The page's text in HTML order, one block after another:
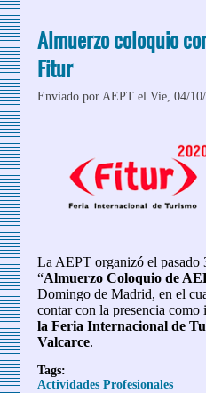
Almuerzo coloquio
Fitur
Enviado porAEPT el Vie, 04/
La AEPT organizó el pasado
“Almuerzo Coloquio de
Domingo de Madrid, en el
contar con la presencia
la Feria Internacional de
Valcarce.
Tags:
Actividades Profesionales